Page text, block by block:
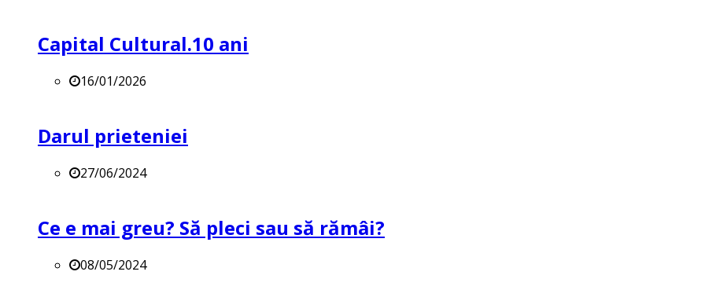
Capital Cultural.10 ani
16/01/2026
Darul prieteniei
27/06/2024
Ce e mai greu? Să pleci sau să rămâi?
08/05/2024